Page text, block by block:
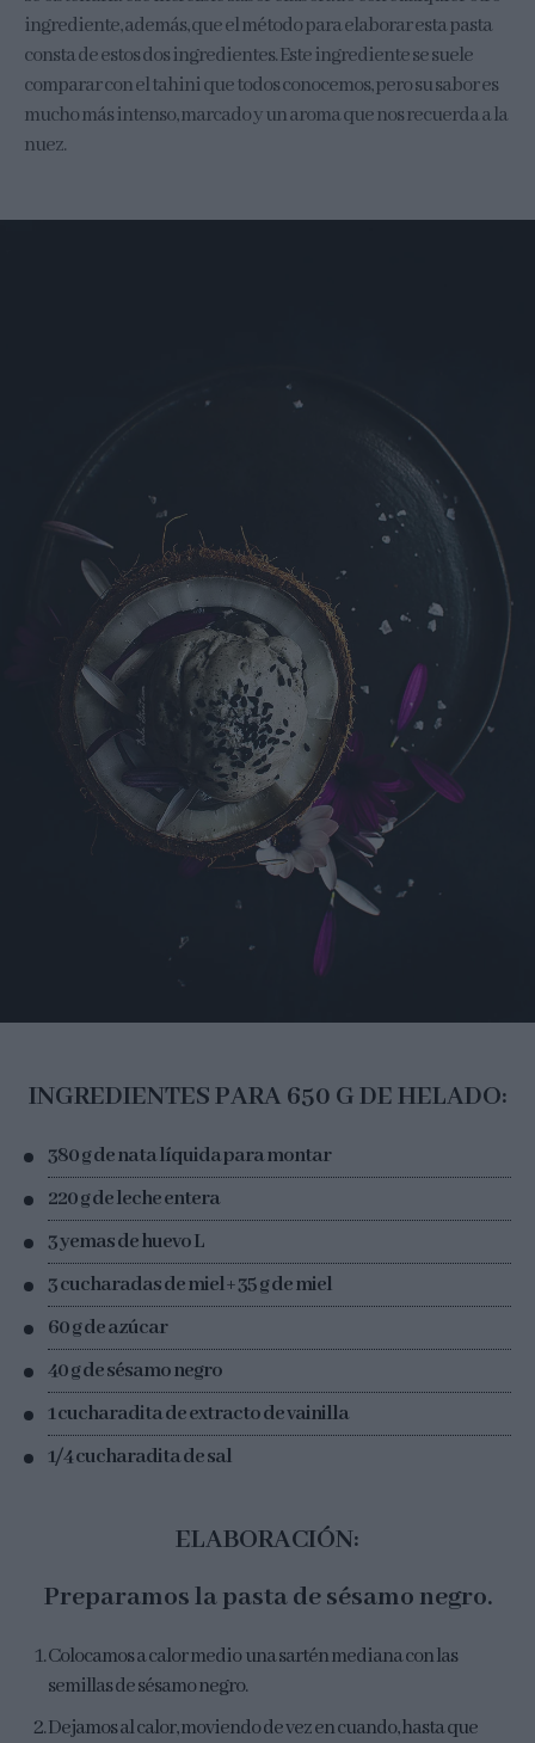
ingrediente, además, que el método para elaborar esta pasta
consta de estos dos ingredientes. Este ingrediente se suele
comparar con el tahini que todos conocemos, pero su sabor es
mucho más intenso, marcado y un aroma que nos recuerda a la
nuez.
INGREDIENTES PARA 650 G DE HELADO:
380 g de nata líquida para montar
220 g de leche entera
3 yemas de huevo L
3 cucharadas de miel + 35 g de miel
60 g de azúcar
40 g de sésamo negro
1 cucharadita de extracto de vainilla
1/4 cucharadita de sal
ELABORACIÓN:
Preparamos la pasta de sésamo negro.
Colocamos a calor medio una sartén mediana con las
semillas de sésamo negro.
Dejamos al calor, moviendo de vez en cuando, hasta que